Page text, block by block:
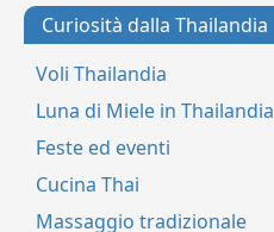
Curiosità dalla Thailandia
Voli Thailandia
Luna di Miele in Thailandia
Feste ed eventi
Cucina Thai
Massaggio tradizionale